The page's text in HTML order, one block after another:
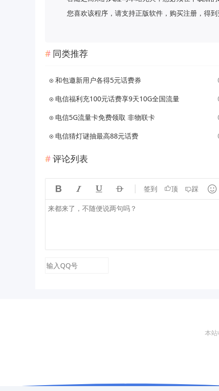
您喜欢该程序，请支持正版软件，购买注册，得
同类推荐
和包邀新用户各得5元话费券
电信福利充100元话费享9天10G全国流量
电信5G流量卡免费领取 非物联卡
电信猜灯谜抽最高88元话费
评论列表
    签到 顶 踩 
本